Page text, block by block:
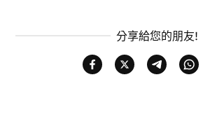
分享給您的朋友!